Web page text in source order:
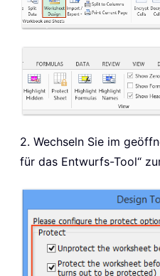
2. Wechseln Sie im
für das Entwurfs-Tool“